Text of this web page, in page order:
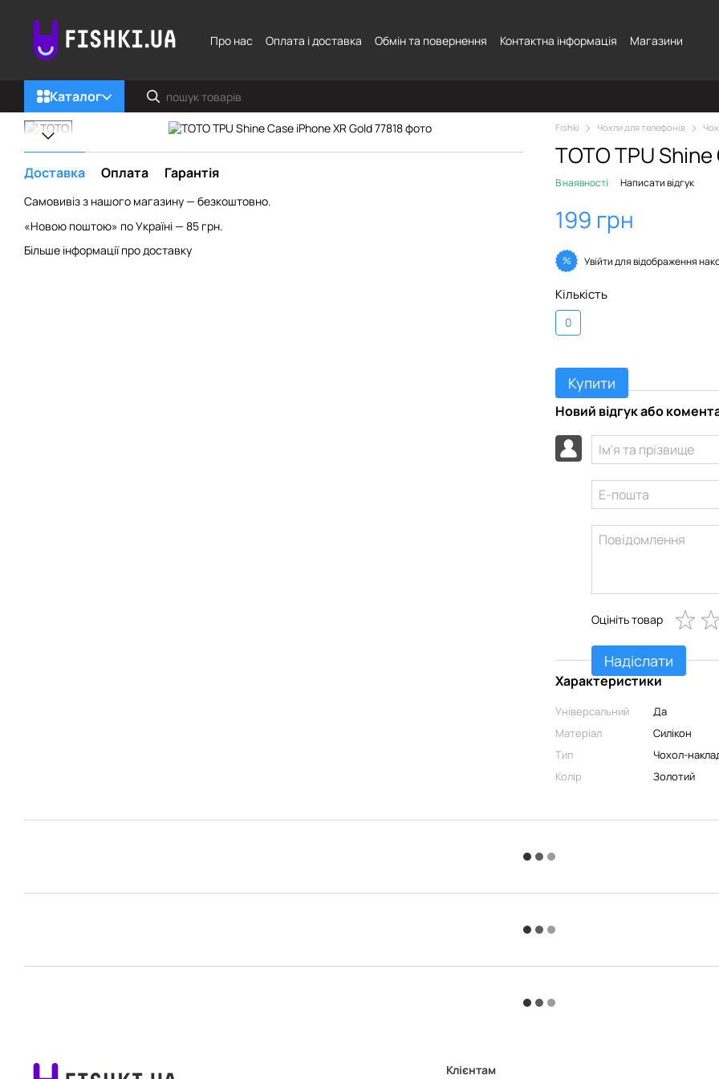
Про нас
Оплата і доставка Обмін та повернення Контактна інформація Магазини
Каталог
Доставка Оплата Гарантія
Самовивіз з нашого магазину — безкоштовно.
«Новою поштою» по Україні — 85 грн.
Більше інформації про доставку
Fishki Чохли для телефонів
TOTO TPU
В наявності Написати відгук
199 грн
% Увійтидля відображення
Кількість
0
Купити
Новий відгук або
Оцініть товар
Надіслати
Характеристики
Універсальний
Да
Матеріал
Силікон
Тип
Чохол-
Колір
Золотий
Клієнтам